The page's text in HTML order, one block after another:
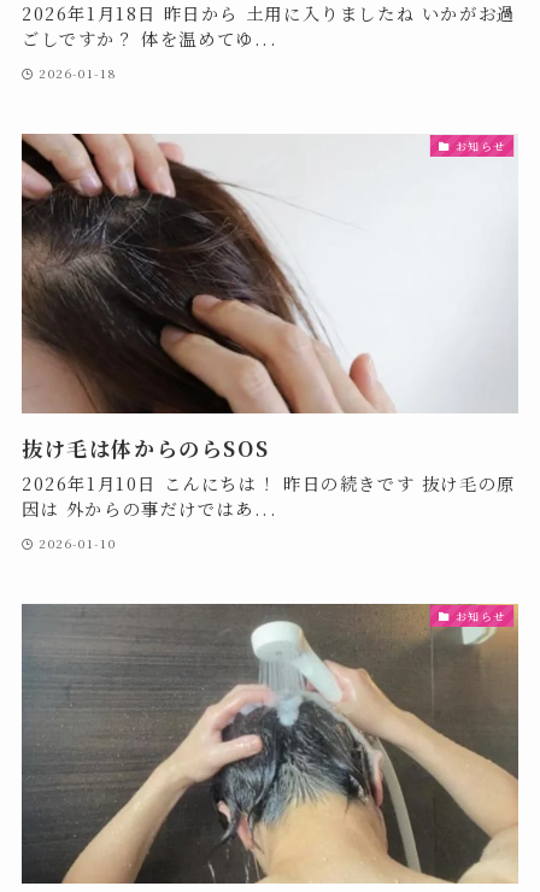
2026年1月18日 昨日から 土用に入りましたね いかがお過
ごしですか？ 体を温めてゆ...
2026-01-18
お知らせ
抜け毛は体からのらSOS
2026年1月10日 こんにちは！ 昨日の続きです 抜け毛の原
因は 外からの事だけではあ...
2026-01-10
お知らせ